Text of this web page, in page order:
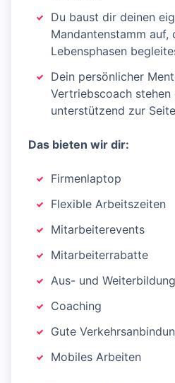
Du baust dir deinen
Mandantenstamm auf,
Lebensphasen
Dein persönlicher
Vertriebscoach
unterstützend zur Seite
Das bieten wir dir:
Firmenlaptop
Flexible Arbeitszeiten
Mitarbeiterevents
Mitarbeiterrabatte
Aus- und Weiterbildung
Coaching
Gute
Mobiles Arbeiten